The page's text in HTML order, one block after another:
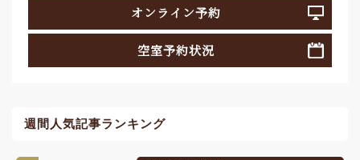
オンライン予約
空室予約状況
週間人気記事ランキング